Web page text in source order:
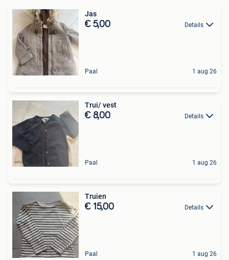
Jas
€ 5,00 Details
Paal 1 aug 26
Trui/ vest
€ 8,00 Details
Paal 1 aug 26
Truien
€ 15,00 Details
Paal 1 aug 26